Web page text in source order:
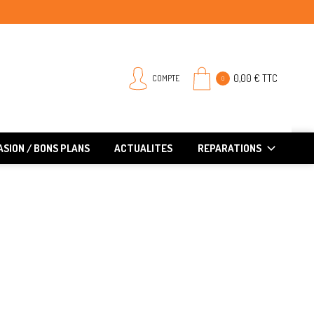
COMPTE 0 0,00 € TTC
/ BONS PLANS ACTUALITES REPARATIONS